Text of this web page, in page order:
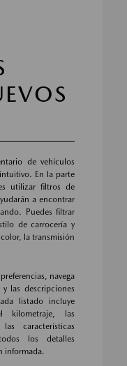
de vehículos
En la parte
utilizar filtros de
a encontrar
Puedes filtrar
de carrocería y
la transmisión
navega
las descripciones
listado incluye
kilometraje, las
características
los detalles
informada.